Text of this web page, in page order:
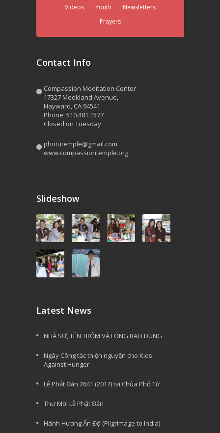
Videos
Youth
Newsletters
Prayers
Contact Info
Compassion Meditation Center
17327 Meekland Avenue,
Hayward, CA 94541
Phone: 510.481.1577
Closed on Tuesday
photutemple@gmail.com
www.compassiontemple.org
Slideshow
Latest News
NHÀ SƯ, TÊN TRỘM VÀ LÒNG BAO DUNG
Ngày Công tác thiện nguyện cho Kids
Against Hunger
Lễ Phật Đản 2641 (2017) tại Chùa Phổ Từ
Thư Mời Lễ Phật Đản
Hành Hương Ấn Độ (Pilgrimage to India)